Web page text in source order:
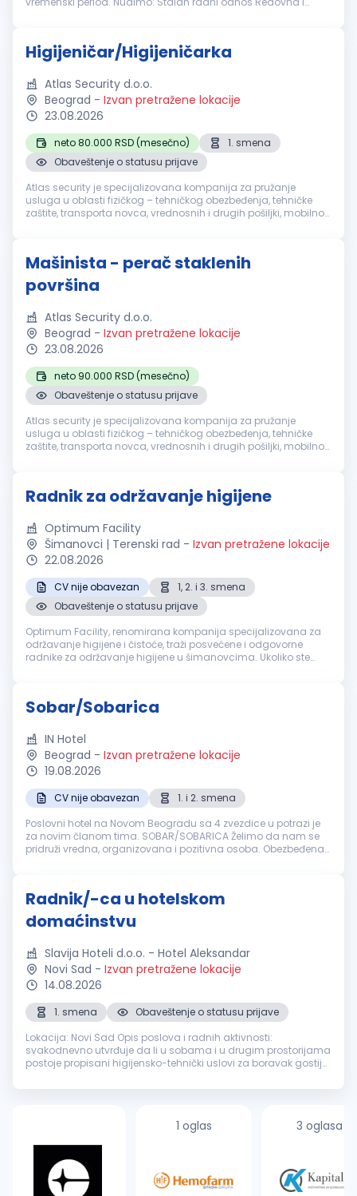
Higijeničar/Higijeničarka
Atlas Security d.o.o.
Beograd - Izvan pretražene lokacije
23.08.2026
neto 80.000 RSD (mesečno)
1. smena
Obaveštenje o statusu prijave
Atlas security je specijalizovana kompanija za pružanje
usluga u oblasti fizičkog – tehničkog obezbeđenja, tehničke
zaštite, transporta novca, vrednosnih i drugih pošiljki, mobilnog
Mašinista - perač staklenih
površina
Atlas Security d.o.o.
Beograd - Izvan pretražene lokacije
23.08.2026
neto 90.000 RSD (mesečno)
Obaveštenje o statusu prijave
Atlas security je specijalizovana kompanija za pružanje
usluga u oblasti fizičkog – tehničkog obezbeđenja, tehničke
zaštite, transporta novca, vrednosnih i drugih pošiljki, mobilnog
Radnik za održavanje higijene
Optimum Facility
Šimanovci | Terenski rad - Izvan pretražene lokacije
22.08.2026
CV nije obavezan
1, 2. i 3. smena
Obaveštenje o statusu prijave
Optimum Facility, renomirana kompanija specijalizovana za
održavanje higijene i čistoće, traži posvećene i odgovorne
radnike za održavanje higijene u šimanovcima. Ukoliko ste
Sobar/Sobarica
IN Hotel
Beograd - Izvan pretražene lokacije
19.08.2026
CV nije obavezan
1. i 2. smena
Poslovni hotel na Novom Beogradu sa 4 zvezdice u potrazi je
za novim članom tima. SOBAR/SOBARICA Želimo da nam se
pridruži vredna, organizovana i pozitivna osoba. Obezbeđena
Radnik/-ca u hotelskom
domaćinstvu
Slavija Hoteli d.o.o. - Hotel Aleksandar
Novi Sad - Izvan pretražene lokacije
14.08.2026
1. smena
Obaveštenje o statusu prijave
Lokacija: Novi Sad Opis poslova i radnih aktivnosti:
svakodnevno utvrđuje da li u sobama i u drugim prostorijama
postoje propisani higijensko-tehnički uslovi za boravak gostiju,
dogov...
1 oglas 3 oglasa